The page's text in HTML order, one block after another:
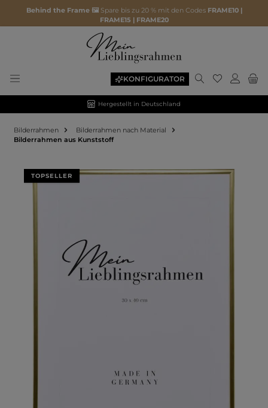
Behind the Frame 🖼️ Spare bis zu 20 % mit den Codes FRAME10 |
FRAME15 | FRAME20
KONFIGURATOR
Hergestellt in Deutschland
Bilderrahmen
Bilderrahmen nach Material
Bilderrahmen aus Kunststoff
Bildergalerie überspringen
TOPSELLER